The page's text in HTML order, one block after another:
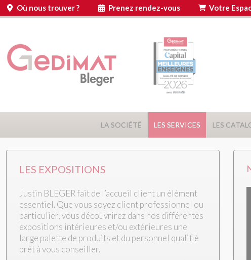
Où nous trouver ? Prenez rendez-vous Votre
LA SOCIÉTÉ LES SERVICES LES
LES EXPOSITIONS
Justin BLEGER fait de l’accueil client un élément
essentiel. Que vous soyez client professionnel ou
particulier, vous découvrirez dans nos différentes
expositions intérieures et/ou extérieures une
large palette de produits et du personnel qualifié
prêt à vous conseiller.
Panneau de gestion des cookies